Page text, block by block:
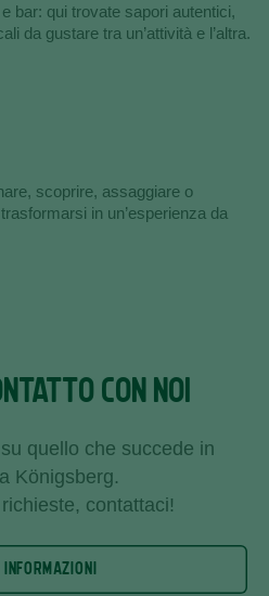
bar: qui trovate sapori autentici,
da gustare tra un’attività e l’altra.
scoprire, assaggiare o
in un’esperienza da
CON NOI
quello che succede in
Königsberg.
contattaci!